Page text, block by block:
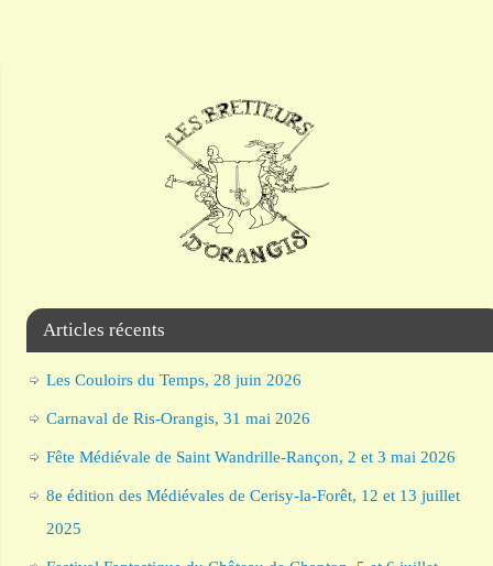
Articles récents
Les Couloirs du Temps, 28 juin 2026
Carnaval de Ris-Orangis, 31 mai 2026
Fête Médiévale de Saint Wandrille-Rançon, 2 et 3 mai 2026
8e édition des Médiévales de Cerisy-la-Forêt, 12 et 13 juillet
2025